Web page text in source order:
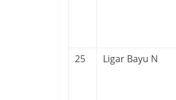
25 Ligar Bayu N